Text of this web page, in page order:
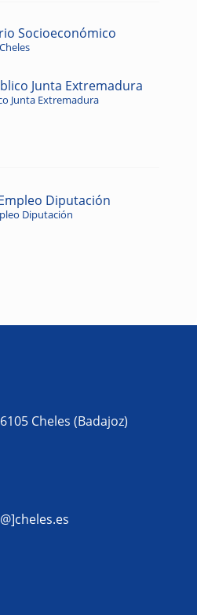
Socioeconómico
Junta Extremadura
Junta Extremadura
Diputación
Diputación
Cheles (Badajoz)